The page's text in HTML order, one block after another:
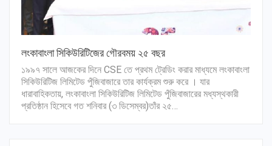
লংকাবাংলা সিকিউরিটিজের গৌরবময় ২৫ বছর
১৯৯৭ সালে আজকের দিনে CSE তে প্রথম ট্রেডিং করার মাধ্যমে লংকাবাংলা
সিকিউরিটিজ লিমিটেড পুঁজিবাজারে তার কার্যক্রম শুরু করে । যার
ধারাবাহিকতায়, লংকাবাংলা সিকিউরিটিজ লিমিটেড পুঁজিবাজারের মধ্যস্থকারী
প্রতিষ্ঠান হিসেবে গত শনিবার (৩ ডিসেম্বর)তাঁর ২৫…